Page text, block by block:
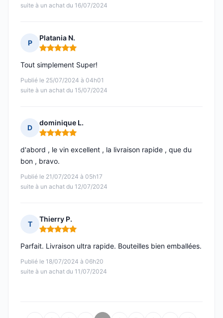
suite à un achat du 16/07/2024
P
Platania N.
Note : 5 sur 5
Publié le 25/07/2024 à 04h01
suite à un achat du 15/07/2024
Tout simplement Super!
D
dominique L.
Note : 5 sur 5
Publié le 21/07/2024 à 05h17
suite à un achat du 12/07/2024
d'abord , le vin excellent , la livraison rapide , que du
bon , bravo.
T
Thierry P.
Note : 5 sur 5
Publié le 18/07/2024 à 06h20
suite à un achat du 11/07/2024
Parfait. Livraison ultra rapide. Bouteilles bien emballées.